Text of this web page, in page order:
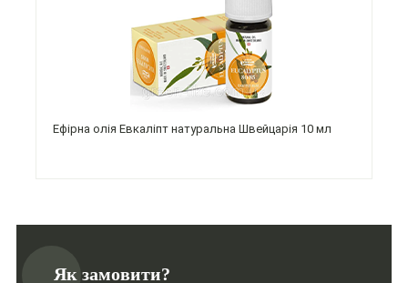
Ефірна олія Евкаліпт натуральна Швейцарія 10 мл
Як замовити?